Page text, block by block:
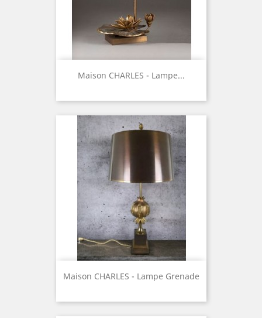
Maison CHARLES - Lampe...
Maison CHARLES - Lampe Grenade